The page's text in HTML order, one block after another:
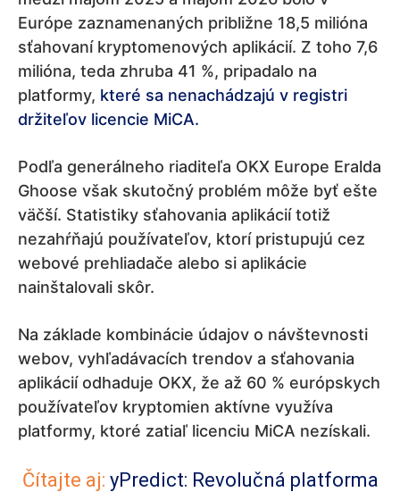
Európe zaznamenaných približne 18,5 milióna
sťahovaní kryptomenových aplikácií. Z toho 7,6
milióna, teda zhruba 41 %, pripadalo na
platformy, které sa nenachádzajú v registri
držiteľov licencie MiCA.
Podľa generálneho riaditeľa OKX Europe Eralda
Ghoose však skutočný problém môže byť ešte
väčší. Statistiky sťahovania aplikácií totiž
nezahŕňajú používateľov, ktorí pristupujú cez
webové prehliadače alebo si aplikácie
nainštalovali skôr.
Na základe kombinácie údajov o návštevnosti
webov, vyhľadávacích trendov a sťahovania
aplikácií odhaduje OKX, že až 60 % európskych
používateľov kryptomien aktívne využíva
platformy, ktoré zatiaľ licenciu MiCA nezískali.
Čítajte aj: yPredict: Revolučná platforma